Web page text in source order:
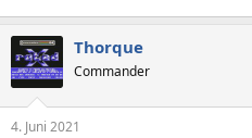
Thorque
Commander
4. Juni 2021